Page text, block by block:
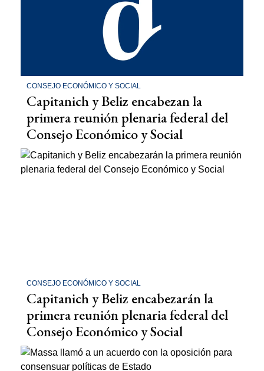
CONSEJO ECONÓMICO Y SOCIAL
Capitanich y Beliz encabezan la
primera reunión plenaria federal del
Consejo Económico y Social
CONSEJO ECONÓMICO Y SOCIAL
Capitanich y Beliz encabezarán la
primera reunión plenaria federal del
Consejo Económico y Social